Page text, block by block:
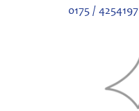
0175 / 4254197